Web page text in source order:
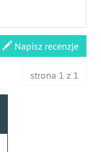
Napisz recenzje
strona 1 z 1